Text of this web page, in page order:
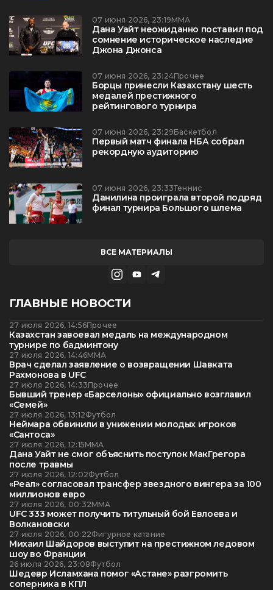
07 июня 2026, 23:19ММА
Дана Уайт неожиданно поставил под
сомнение историческое наследие
Джона Джонса
07 июня 2026, 23:24Прочее
Борцы принесли Казахстану шесть
медалей престижного
рейтингового турнира
07 июня 2026, 23:29Баскетбол
Первый матч финала НБА собрал
рекордную аудиторию
07 июня 2026, 23:33Теннис
Данилина проиграла второй подряд
финал турнира Большого шлема
ВСЕ МАТЕРИАЛЫ
ГЛАВНЫЕ НОВОСТИ
27 июля 2026, 14:56Прочее
Казахстан завоевал медаль на международном
турнире по бадминтону
27 июля 2026, 14:46ММА
Врач сделал заявление о возвращении Шавката
Рахмонова в UFC
27 июля 2026, 14:33Прочее
Бывший тренер «Барселоны» официально возглавил
«Семей»
27 июля 2026, 13:12Футбол
Неймара обвинили в унижении молодых игроков
«Сантоса»
27 июля 2026, 12:15ММА
Дана Уайт не смог объяснить поступок МакГрегора
после травмы
27 июля 2026, 12:02Футбол
«Реал» согласовал трансфер звездного вингера за 100
миллионов евро
27 июля 2026, 00:32ММА
UFC 333 может получить титульный бой Евлоева и
Волкановски
27 июля 2026, 00:22Фигурное катание
Михаил Шайдоров выступит на престижном ледовом
шоу во Франции
26 июля 2026, 23:08Футбол
Шедевр Исламхана помог «Астане» разгромить
соперника в КПЛ